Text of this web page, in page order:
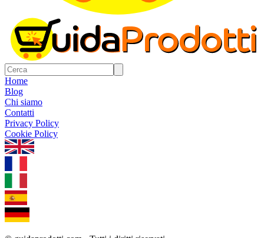
Home
Blog
Chi siamo
Contatti
Privacy Policy
Cookie Policy